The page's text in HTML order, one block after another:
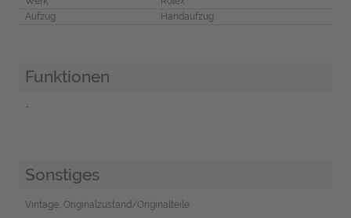
Aufzug
Handaufzug
Funktionen
-
Sonstiges
Vintage, Originalzustand/Originalteile